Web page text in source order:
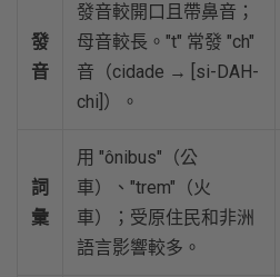
發
音
發音較開口且帶鼻音；
母音較長。"t" 常發 "ch"
音（cidade → [si-DAH-
chi]）。
詞
彙
用 "ônibus"（公
車）、"trem"（火
車）；受原住民和非洲
語言影響較多。